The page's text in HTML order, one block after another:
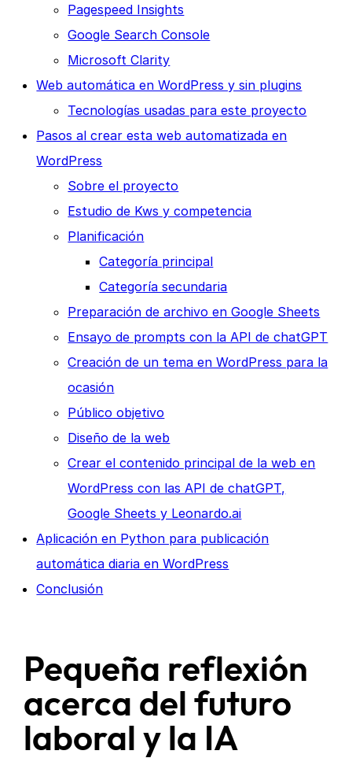
Pagespeed Insights
Google Search Console
Microsoft Clarity
Web automática en WordPress y sin plugins
Tecnologías usadas para este proyecto
Pasos al crear esta web automatizada en
WordPress
Sobre el proyecto
Estudio de Kws y competencia
Planificación
Categoría principal
Categoría secundaria
Preparación de archivo en Google Sheets
Ensayo de prompts con la API de chatGPT
Creación de un tema en WordPress para la
ocasión
Público objetivo
Diseño de la web
Crear el contenido principal de la web en
WordPress con las API de chatGPT,
Google Sheets y Leonardo.ai
Aplicación en Python para publicación
automática diaria en WordPress
Conclusión
Pequeña reflexión
acerca del futuro
laboral y la IA